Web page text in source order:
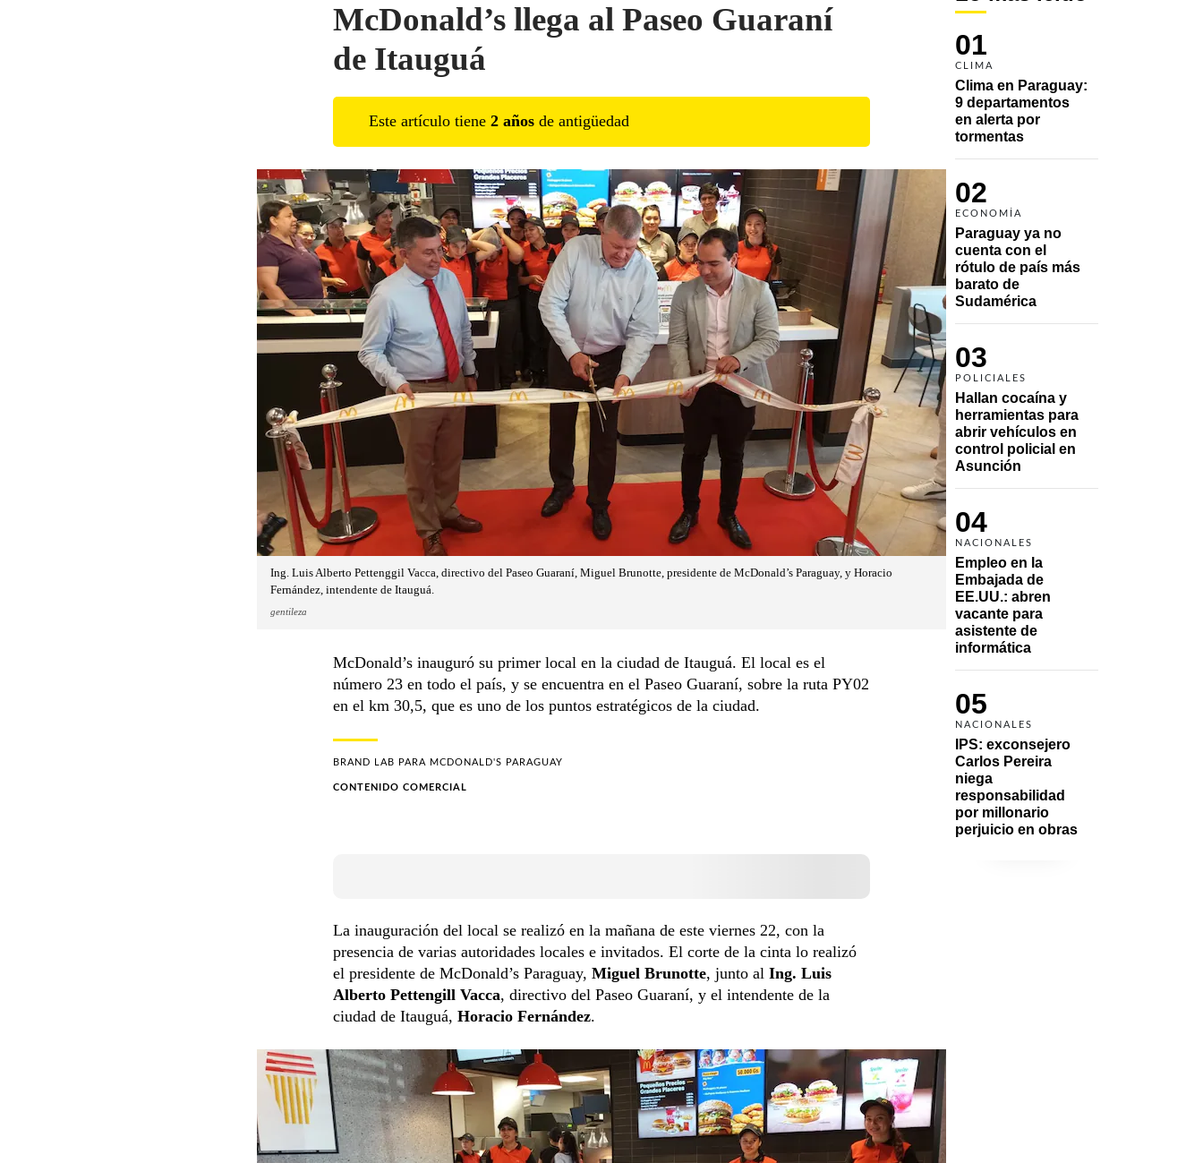
01
CLIMA
Clima en Paraguay:
9 departamentos
en alerta por
tormentas
02
ECONOMÍA
Paraguay ya no
cuenta con el
rótulo de país más
barato de
Sudamérica
03
POLICIALES
Hallan cocaína y
herramientas para
abrir vehículos en
control policial en
Asunción
04
NACIONALES
Empleo en la
Embajada de
EE.UU.: abren
vacante para
asistente de
informática
05
NACIONALES
IPS: exconsejero
Carlos Pereira
niega
responsabilidad
por millonario
perjuicio en obras
McDonald’s llega al Paseo Guaraní
de Itauguá
Este artículo tiene 2 años de antigüedad
Ing. Luis Alberto Pettenggil Vacca, directivo del Paseo Guaraní, Miguel Brunotte, presidente de McDonald’s Paraguay, y Horacio
Fernández, intendente de Itauguá.
gentileza
McDonald’s inauguró su primer local en la ciudad de Itauguá. El local es el
número 23 en todo el país, y se encuentra en el Paseo Guaraní, sobre la ruta PY02
en el km 30,5, que es uno de los puntos estratégicos de la ciudad.
BRAND LAB PARA MCDONALD'S PARAGUAY
CONTENIDO COMERCIAL
La inauguración del local se realizó en la mañana de este viernes 22, con la
presencia de varias autoridades locales e invitados. El corte de la cinta lo realizó
el presidente de McDonald’s Paraguay, Miguel Brunotte, junto al Ing. Luis
Alberto Pettengill Vacca, directivo del Paseo Guaraní, y el intendente de la
ciudad de Itauguá, Horacio Fernández.